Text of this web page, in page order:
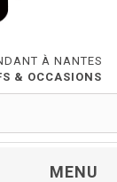
À NANTES
& OCCASIONS
MENU